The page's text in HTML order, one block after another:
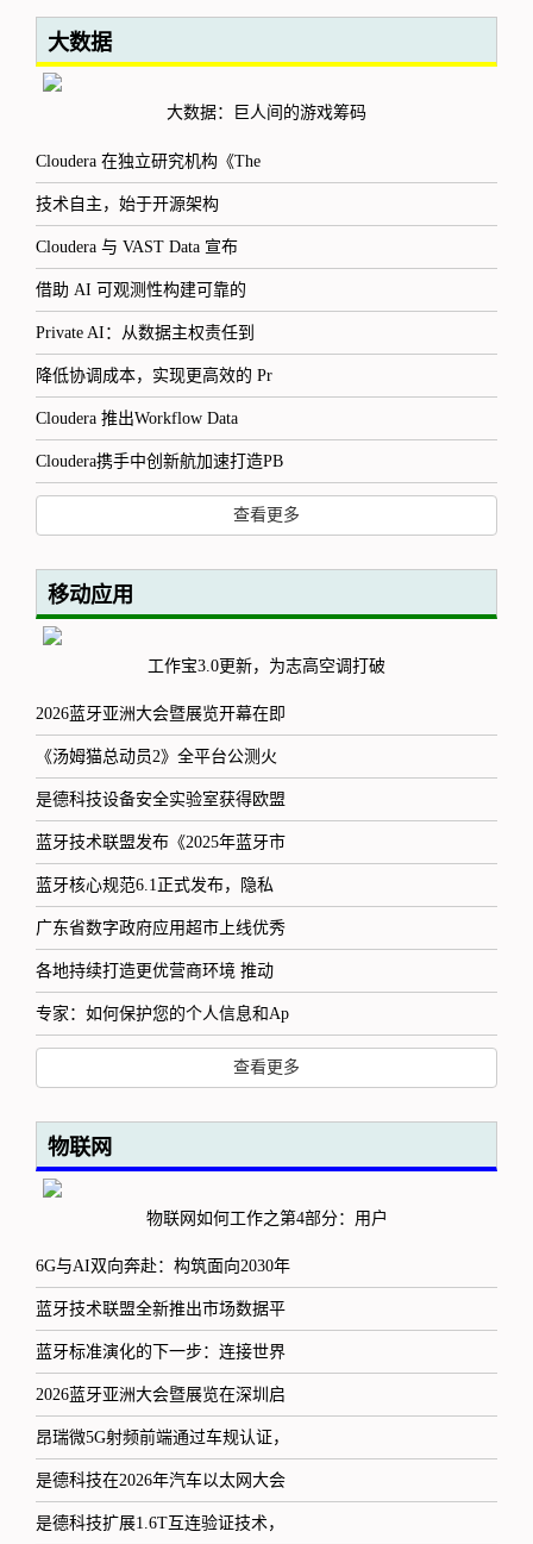
大数据
大数据：巨人间的游戏筹码
Cloudera 在独立研究机构《The
技术自主，始于开源架构
Cloudera 与 VAST Data 宣布
借助 AI 可观测性构建可靠的
Private AI：从数据主权责任到
降低协调成本，实现更高效的 Pr
Cloudera 推出Workflow Data
Cloudera携手中创新航加速打造PB
查看更多
移动应用
工作宝3.0更新，为志高空调打破
2026蓝牙亚洲大会暨展览开幕在即
《汤姆猫总动员2》全平台公测火
是德科技设备安全实验室获得欧盟
蓝牙技术联盟发布《2025年蓝牙市
蓝牙核心规范6.1正式发布，隐私
广东省数字政府应用超市上线优秀
各地持续打造更优营商环境 推动
专家：如何保护您的个人信息和Ap
查看更多
物联网
物联网如何工作之第4部分：用户
6G与AI双向奔赴：构筑面向2030年
蓝牙技术联盟全新推出市场数据平
蓝牙标准演化的下一步：连接世界
2026蓝牙亚洲大会暨展览在深圳启
昂瑞微5G射频前端通过车规认证，
是德科技在2026年汽车以太网大会
是德科技扩展1.6T互连验证技术，